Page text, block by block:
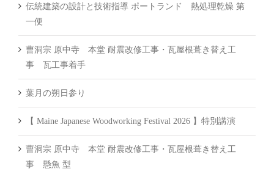
伝統建築の設計と技術指導 ポートランド 熱処理乾燥 第
一便
曹洞宗 原中寺 本堂 耐震改修工事・瓦屋根葺き替え工
事 瓦工事着手
葉月の朔日参り
【 Maine Japanese Woodworking Festival 2026 】特別講演
曹洞宗 原中寺 本堂 耐震改修工事・瓦屋根葺き替え工
事 懸魚 型